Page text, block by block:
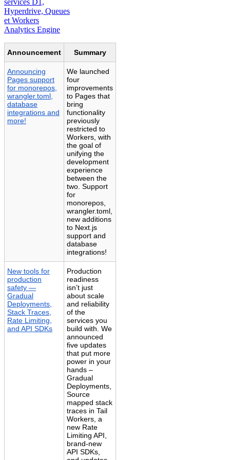
Hyperdrive, Queues
et Workers
Analytics Engine
Announcement Summary
Announcing
Pages support
for monorepos,
wrangler.toml,
database
integrations and
more!
We launched
four
improvements
to Pages that
bring
functionality
previously
restricted to
Workers, with
the goal of
unifying the
development
experience
between the
two. Support
for
monorepos,
wrangler.toml,
new additions
to Next.js
support and
database
integrations!
New tools for
production
safety —
Gradual
Deployments,
Stack Traces,
Rate Limiting,
and API SDKs
Production
readiness
isn’t just
about scale
and reliability
of the
services you
build with. We
announced
five updates
that put more
power in your
hands –
Gradual
Deployments,
Source
mapped stack
traces in Tail
Workers, a
new Rate
Limiting API,
brand-new
API SDKs,